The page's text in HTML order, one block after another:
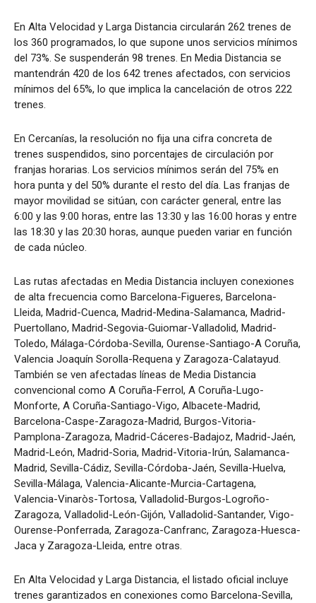
En Alta Velocidad y Larga Distancia circularán 262 trenes de
los 360 programados, lo que supone unos servicios mínimos
del 73%. Se suspenderán 98 trenes. En Media Distancia se
mantendrán 420 de los 642 trenes afectados, con servicios
mínimos del 65%, lo que implica la cancelación de otros 222
trenes.
En Cercanías, la resolución no fija una cifra concreta de
trenes suspendidos, sino porcentajes de circulación por
franjas horarias. Los servicios mínimos serán del 75% en
hora punta y del 50% durante el resto del día. Las franjas de
mayor movilidad se sitúan, con carácter general, entre las
6:00 y las 9:00 horas, entre las 13:30 y las 16:00 horas y entre
las 18:30 y las 20:30 horas, aunque pueden variar en función
de cada núcleo.
Las rutas afectadas en Media Distancia incluyen conexiones
de alta frecuencia como Barcelona-Figueres, Barcelona-
Lleida, Madrid-Cuenca, Madrid-Medina-Salamanca, Madrid-
Puertollano, Madrid-Segovia-Guiomar-Valladolid, Madrid-
Toledo, Málaga-Córdoba-Sevilla, Ourense-Santiago-A Coruña,
Valencia Joaquín Sorolla-Requena y Zaragoza-Calatayud.
También se ven afectadas líneas de Media Distancia
convencional como A Coruña-Ferrol, A Coruña-Lugo-
Monforte, A Coruña-Santiago-Vigo, Albacete-Madrid,
Barcelona-Caspe-Zaragoza-Madrid, Burgos-Vitoria-
Pamplona-Zaragoza, Madrid-Cáceres-Badajoz, Madrid-Jaén,
Madrid-León, Madrid-Soria, Madrid-Vitoria-Irún, Salamanca-
Madrid, Sevilla-Cádiz, Sevilla-Córdoba-Jaén, Sevilla-Huelva,
Sevilla-Málaga, Valencia-Alicante-Murcia-Cartagena,
Valencia-Vinaròs-Tortosa, Valladolid-Burgos-Logroño-
Zaragoza, Valladolid-León-Gijón, Valladolid-Santander, Vigo-
Ourense-Ponferrada, Zaragoza-Canfranc, Zaragoza-Huesca-
Jaca y Zaragoza-Lleida, entre otras.
En Alta Velocidad y Larga Distancia, el listado oficial incluye
trenes garantizados en conexiones como Barcelona-Sevilla,